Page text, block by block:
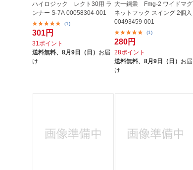
ハイロジック レクト30用 ラ
ンナー S-7A 00058304-001
(1)
301円
31ポイント
送料無料、 8月9日（日） お届
け
大一鋼業 Fmg-2 ワイドマグ
ネットフック スイング 2個入
00493459-001
(1)
280円
28ポイント
送料無料、8月9日（日） お届
け